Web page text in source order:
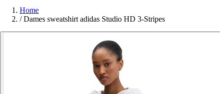
Home
/ Dames sweatshirt adidas Studio HD 3-Stripes